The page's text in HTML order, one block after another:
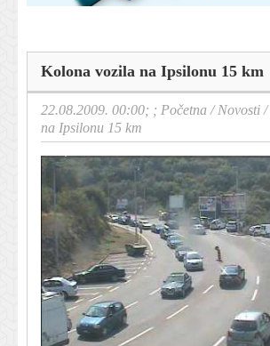
Kolona vozila na Ipsilonu 15 km
22.08.2009. 00:00; ; Početna /Novosti /
na Ipsilonu 15 km